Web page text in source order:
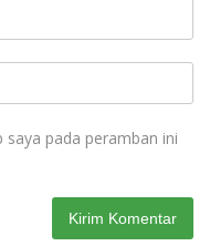
pada peramban ini